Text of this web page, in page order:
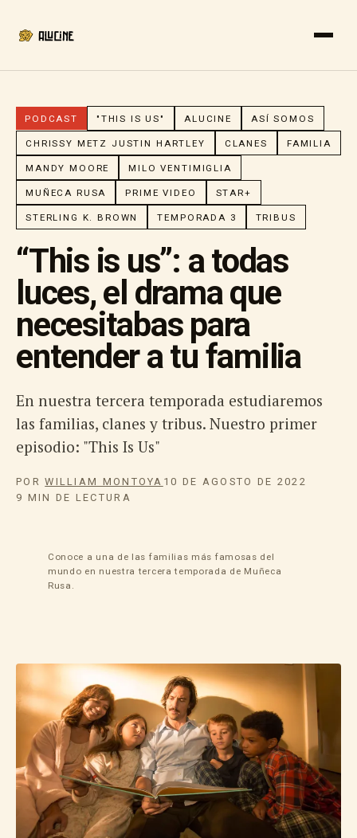
PODCAST "THIS IS US" ALUCINE ASÍ SOMOS
CHRISSY METZ JUSTIN HARTLEY CLANES FAMILIA
MANDY MOORE MILO VENTIMIGLIA
MUÑECA RUSA PRIME VIDEO STAR+
STERLING K. BROWN TEMPORADA 3 TRIBUS
“This is us”: a todas
luces, el drama que
necesitabas para
entender a tu familia
En nuestra tercera temporada estudiaremos
las familias, clanes y tribus. Nuestro primer
episodio: "This Is Us"
PORWILLIAM MONTOYA 10 DE AGOSTO DE 2022
9 MIN DE LECTURA
Conoce a una de las familias más famosas del
mundo en nuestra tercera temporada de Muñeca
Rusa.